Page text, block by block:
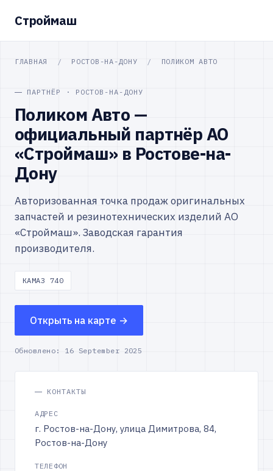
Строймаш
ГЛАВНАЯ / РОСТОВ-НА-ДОНУ / ПОЛИКОМ АВТО
ПАРТНЁР · РОСТОВ-НА-ДОНУ
Поликом Авто —
официальный партнёр АО
«Строймаш» в Ростове-на-
Дону
Авторизованная точка продаж оригинальных
запчастей и резинотехнических изделий АО
«Строймаш». Заводская гарантия
производителя.
КАМАЗ 740
Открыть на карте →
Обновлено: 16 September 2025
КОНТАКТЫ
АДРЕС
г. Ростов-на-Дону, улица Димитрова, 84,
Ростов-на-Дону
ТЕЛЕФОН